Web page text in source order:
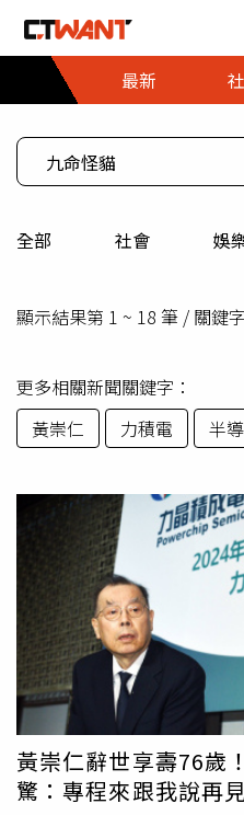
最新
全部 社會 娛
顯示結果第 1 ~ 18 筆 / 關鍵
更多相關新聞關鍵字：
黃崇仁
力積電 半
黃崇仁辭世享壽76歲
驚：專程來跟我說再